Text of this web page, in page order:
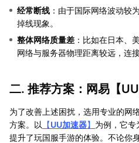
经常断线 ：由于国际网络波动较
掉线现象。
整体网络质量差 ：比如在日本、
网络与服务器物理距离较远，连
二. 推荐方案：网易【
为了改善上述困扰，选用专业的网
方案。以
【UU加速器】 为例，它专
提升了玩国服手游的体验。不论你